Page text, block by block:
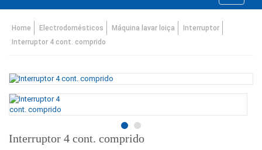
Home Electrodomésticos Máquina lavar loiça
Interruptor
Interruptor 4 cont. comprido
Interruptor 4 cont. comprido